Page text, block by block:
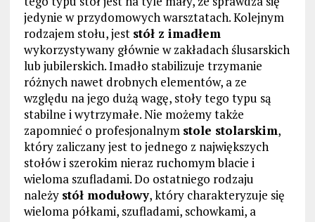
jedynie w przydomowych warsztatach. Kolejnym
rodzajem stołu, jest stół z imadłem
wykorzystywany głównie w zakładach ślusarskich
lub jubilerskich. Imadło stabilizuje trzymanie
różnych nawet drobnych elementów, a ze
względu na jego dużą wagę, stoły tego typu są
stabilne i wytrzymałe. Nie możemy także
zapomnieć o profesjonalnym stole stolarskim,
który zaliczany jest to jednego z największych
stołów i szerokim nieraz ruchomym blacie i
wieloma szufladami. Do ostatniego rodzaju
należy stół modułowy, który charakteryzuje się
wieloma półkami, szufladami, schowkami, a